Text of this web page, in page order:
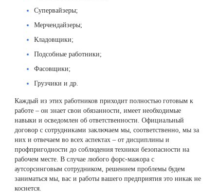
Супервайзеры;
Мерчендайзеры;
Кладовщики;
Подсобные работники;
Фасовщики;
Грузчики и др.
Каждый из этих работников приходит полностью готовым к
работе – он знает свои обязанности, имеет необходимые
навыки и осведомлен об ответственности. Официальный
договор с сотрудниками заключаем мы, соответственно, мы за
них и отвечаем во всех аспектах – от дисциплины и
профпригодности до соблюдения техники безопасности на
рабочем месте. В случае любого форс-мажора с
аутсорсинговым сотрудником, решением проблемы будем
заниматься мы, вас и работы вашего предприятия это никак не
коснется.